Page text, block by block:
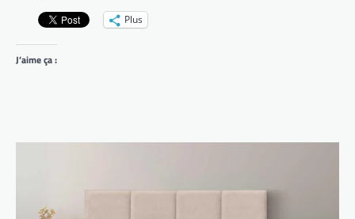
Plus
J’aime ça :